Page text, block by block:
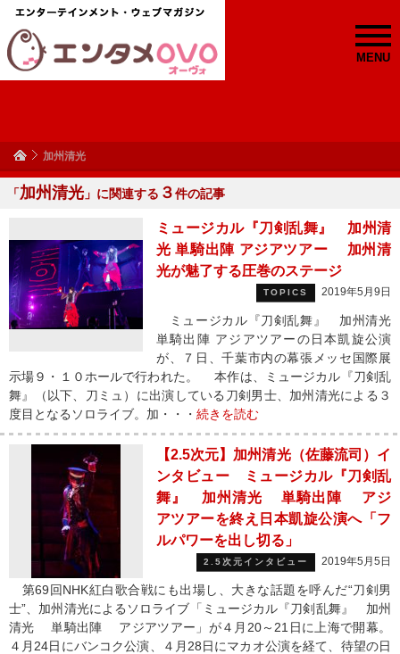
MENU
加州清光
「加州清光 」に関連する ３件の記事
ミュージカル『刀剣乱舞』 加州清
光 単騎出陣 アジアツアー 加州清
光が魅了する圧巻のステージ
TOPICS 2019年5月9日
ミュージカル『刀剣乱舞』 加州清光
単騎出陣 アジアツアーの日本凱旋公演
が、７日、千葉市内の幕張メッセ国際展
示場９・１０ホールで行われた。 本作は、ミュージカル『刀剣乱
舞』（以下、刀ミュ）に出演している刀剣男士、加州清光による３
度目となるソロライブ。加・・・ 続きを読む
【2.5次元】加州清光（佐藤流司）イ
ンタビュー ミュージカル『刀剣乱
舞』 加州清光 単騎出陣 アジ
アツアーを終え日本凱旋公演へ「フ
ルパワーを出し切る」
2.5次元インタビュー 2019年5月5日
第69回NHK紅白歌合戦にも出場し、大きな話題を呼んだ“刀剣男
士”、加州清光によるソロライブ「ミュージカル『刀剣乱舞』 加州
清光 単騎出陣 アジアツアー」が４月20～21日に上海で開幕。
４月24日にバンコク公演、４月28日にマカオ公演を経て、待望の日